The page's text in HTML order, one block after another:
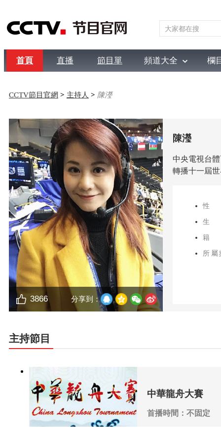
首頁 直播 節目單 頻道大全 欄
綜合 新聞 財經 綜藝
CCTV節目官網 > 主持人 > 陳瀅
3866 分享到：
陳瀅
中央電視台
轉播十一屆
性
生
籍
所屬
主持節目
中華龍舟大賽
首播時間：不固定